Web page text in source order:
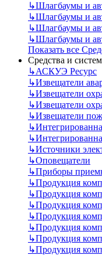
↳Шлагбаумы и
↳Шлагбаумы и
↳Шлагбаумы и
↳Шлагбаумы и
Показать все
Средства и
↳АСКУЭ Ресурс
↳Извещатели
↳Извещатели
↳Извещатели
↳Извещатели
↳
↳
↳Источники
↳Оповещатели
↳Приборы
↳Продукция
↳Продукция
↳Продукция
↳Продукция
↳Продукция
↳Продукция
↳Продукция